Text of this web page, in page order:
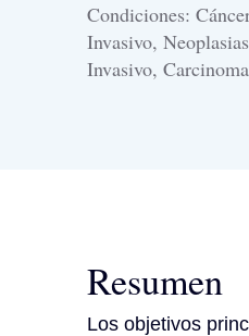
Condiciones:
Invasivo,
Invasivo,
Resumen
Los objetivos